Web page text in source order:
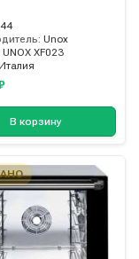
Unox
UNOX XF023
В корзину